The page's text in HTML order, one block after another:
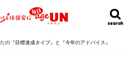
search
search
明日の運勢ランキング 今週の運勢
の『目標達成タイプ』と『今年のアドバイス』